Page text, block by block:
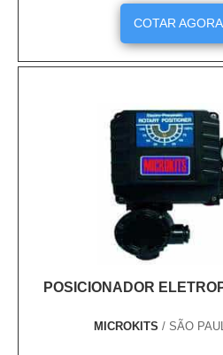
ventoinha. Permite
matéria-prima; Potente -
pressão mínima 40 PSI e
COTAR AGORA
POSICIONADOR
MICROKITS / SÃO